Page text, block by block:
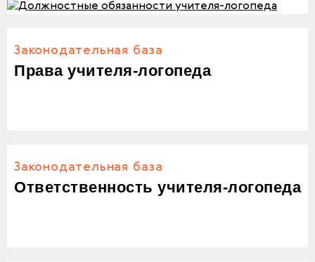
Законодательная база
Права учителя-логопеда
Законодательная база
Ответственность учителя-логопеда